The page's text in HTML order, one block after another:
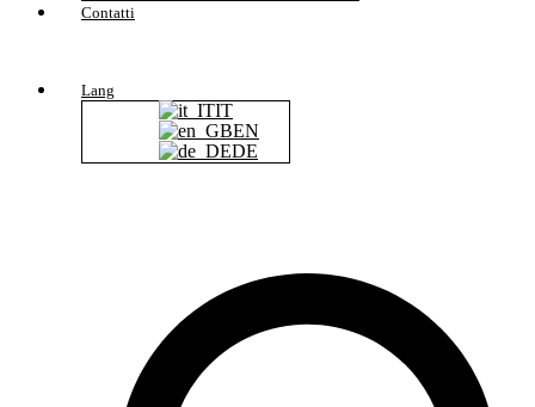
Contatti
Lang
IT
EN
DE